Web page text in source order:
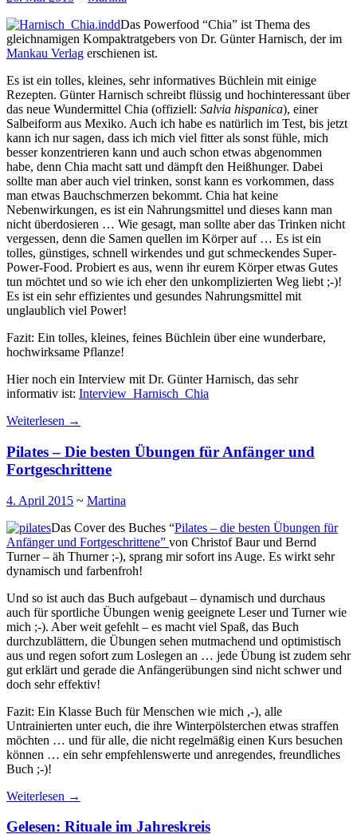
Das Powerfood “Chia” ist Thema des
gleichnamigen Kompaktratgebers von Dr. Günter Harnisch, der im
Mankau Verlag erschienen ist.
Es ist ein tolles, kleines, sehr informatives Büchlein mit einige
Rezepten. Günter Harnisch schreibt flüssig und hochinteressant über
das neue Wundermittel Chia (offiziell: Salvia hispanica), einer
Salbeiform aus Mexiko. Auch ich habe es natürlich im Test, bis jetzt
kann ich nur sagen, dass ich mich viel fitter als sonst fühle, mich
besser konzentrieren kann und auch schon etwas abgenommen
habe, denn Chia macht satt und dämpft den Heißhunger. Dabei
sollte man aber auch viel trinken, sonst kann es vorkommen, dass
man etwas Bauchschmerzen bekommt. Chia hat keine
Nebenwirkungen, es ist ein Nahrungsmittel und dieses kann man
nicht überdosieren … Wie gesagt, man sollte aber das Trinken nicht
vergessen, denn die Samen quellen im Körper auf … Es ist ein
tolles, günstiges, schnell wirkendes und gut schmeckendes Super-
Power-Food. Probiert es aus, wenn ihr eurem Körper etwas Gutes
tun möchtet und so wie ich eher den unkomplizierten Weg liebt ;-)!
Es ist ein sehr effizientes und gesundes Nahrungsmittel mit
unglaublich viel Power!
Fazit: Ein tolles, kleines, feines Büchlein über eine wunderbare,
hochwirksame Pflanze!
Hier noch ein Interview mit Dr. Günter Harnisch, das sehr
informativ ist: Interview_Harnisch_Chia
Weiterlesen →
Pilates – Die besten Übungen für Anfänger und
Fortgeschrittene
4. April 2015 ~ Martina
Das Cover des Buches “Pilates – die besten Übungen für
Anfänger und Fortgeschrittene” von Christof Baur und Bernd
Turner – äh Thurner ;-), sprang mir sofort ins Auge. Es wirkt sehr
dynamisch und farbenfroh!
Und so ist auch das Buch aufgebaut – dynamisch und durchaus
auch für sportliche Übungen wenig geeignete Leser und Turner wie
mich ;-). Aber weit gefehlt – es macht viel Spaß, das Buch
durchzublättern, die Übungen sehen mutmachend und optimistisch
aus und regen sofort zum Loslegen an … jede Übung ist zudem sehr
gut erklärt und gerade die Anfängerübungen sind nicht schwer und
doch sehr effektiv!
Fazit: Ein Klasse Buch für Menschen wie mich ,-), alle
Untrainierten unter euch, die ihre Winterpölsterchen etwas straffen
möchten … und für alle, die nicht regelmäßig einen Kurs besuchen
können … ein sehr empfehlenswerte und anregendes, freundliches
Buch ;-)!
Weiterlesen →
Gelesen: Rituale im Jahreskreis